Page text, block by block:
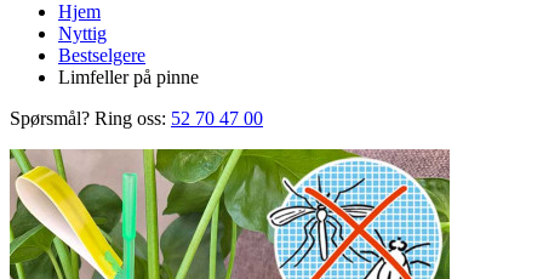
Hjem
Nyttig
Bestselgere
Limfeller på pinne
Spørsmål? Ring oss: 52 70 47 00